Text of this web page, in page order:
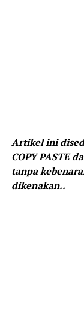
Artikel ini
COPY PASTE
tanpa
dikenakan..